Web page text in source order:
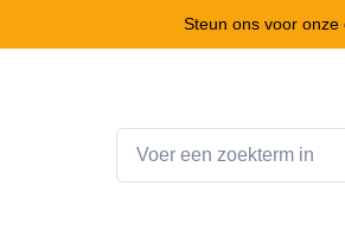
Steun ons voor onze